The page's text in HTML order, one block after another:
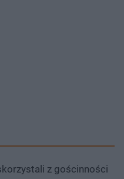
z gościnności